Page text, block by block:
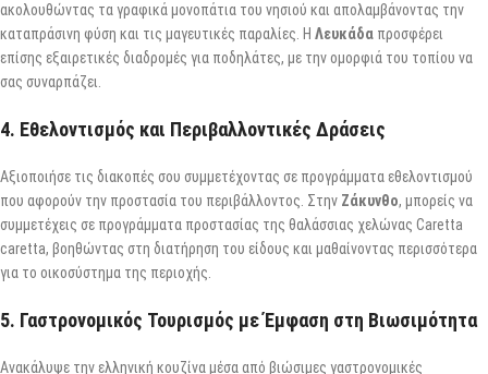
ακολουθώντας τα γραφικά μονοπάτια του νησιού και απολαμβάνοντας την
καταπράσινη φύση και τις μαγευτικές παραλίες. Η Λευκάδα προσφέρει
επίσης εξαιρετικές διαδρομές για ποδηλάτες, με την ομορφιά του τοπίου να
σας συναρπάζει.
4. Εθελοντισμός και Περιβαλλοντικές Δράσεις
Αξιοποιήσε τις διακοπές σου συμμετέχοντας σε προγράμματα εθελοντισμού
που αφορούν την προστασία του περιβάλλοντος. Στην Ζάκυνθο, μπορείς να
συμμετέχεις σε προγράμματα προστασίας της θαλάσσιας χελώνας Caretta
caretta, βοηθώντας στη διατήρηση του είδους και μαθαίνοντας περισσότερα
για το οικοσύστημα της περιοχής.
5. Γαστρονομικός Τουρισμός με Έμφαση στη Βιωσιμότητα
Ανακάλυψε την ελληνική κουζίνα μέσα από βιώσιμες γαστρονομικές